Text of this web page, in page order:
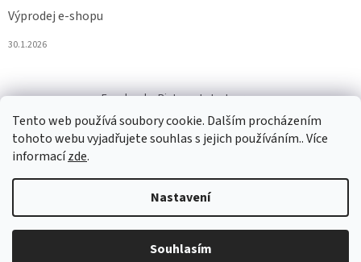
Tento web používá soubory cookie. Dalším procházením
tohoto webu vyjadřujete souhlas s jejich používáním.. Více
informacízde.
Nastavení
Souhlasím
Výprodej e-shopu
30.1.2026
Facebook Pinterest Instagram
Vytvořil Shoptet
Salesmall.cz. Všechna práva vyhrazena.